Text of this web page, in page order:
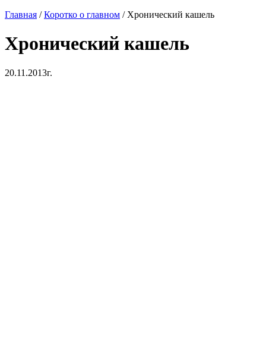
Главная /Коротко о главном / Хронический кашель
Хронический кашель
20.11.2013г.